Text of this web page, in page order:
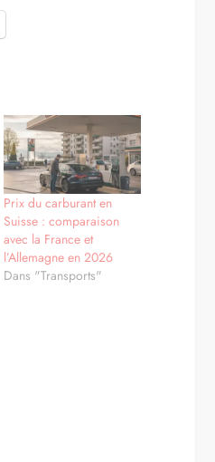
Prix du carburant en
Suisse : comparaison
avec la France et
l’Allemagne en 2026
Dans "Transports"